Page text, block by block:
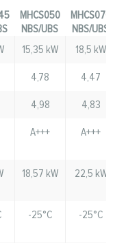
MHCS050
NBS/UBS
MHCS070
NBS/UBS
15,35 kW
18,5 kW
4,78
4,47
4,98
4,83
A+++ A+++
18,57 kW 22,5 kW
-25°C -25°C